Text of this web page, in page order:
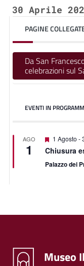
30 Aprile
PAGINE
Da San
celebrazioni sul
EVENTI IN
AGO
1
Featured
1 Agosto -
Chiusura
Palazzo dei
Museo